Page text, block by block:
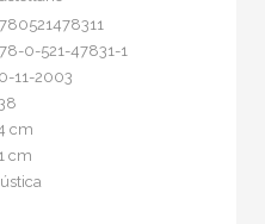
0-521-47831-1
11-2003
cm
cm